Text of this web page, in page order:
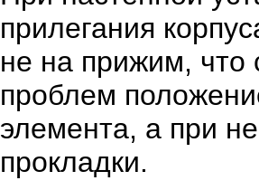
прилегания
не на прижим, что
проблем
элемента, а при
прокладки.